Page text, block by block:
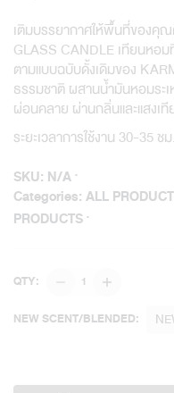
เติมบรรยากาศให้พื้นที่ของคุ
GLASS CANDLE เทียนห
ตามแบบฉบับดั้งเดิมของ
ธรรมชาติ ผสานน้ำมันหอมระเ
ผ่อนคลาย ผ่านกลิ่นและแสงเที
ระยะเวลาการใช้งาน 30-35
SKU: N/A
Categories: ALL PRODUCT
PRODUCTS
QTY: Original
Candle
NEW SCENT/BLENDED: